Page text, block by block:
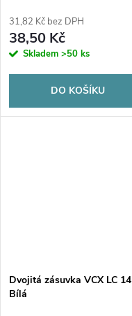
31,82 Kč bez DPH
38,50 Kč
Skladem >50 ks
DO KOŠÍKU
Dvojitá zásuvka VCX LC 14
Bílá